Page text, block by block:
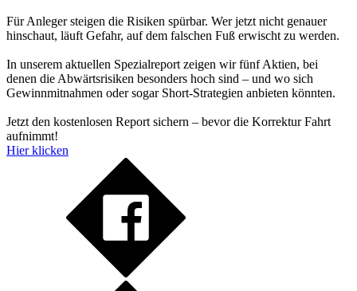
Für Anleger steigen die Risiken spürbar. Wer jetzt nicht genauer
hinschaut, läuft Gefahr, auf dem falschen Fuß erwischt zu werden.
In unserem aktuellen Spezialreport zeigen wir fünf Aktien, bei
denen die Abwärtsrisiken besonders hoch sind – und wo sich
Gewinnmitnahmen oder sogar Short-Strategien anbieten könnten.
Jetzt den kostenlosen Report sichern – bevor die Korrektur Fahrt
aufnimmt!
Hier klicken